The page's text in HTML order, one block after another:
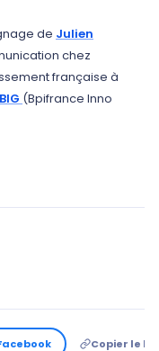
de Julien
chez
française à
BIG (Bpifrance Inno
Copier le